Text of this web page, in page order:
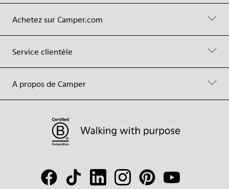
Achetez sur Camper.com
Service clientèle
A propos de Camper